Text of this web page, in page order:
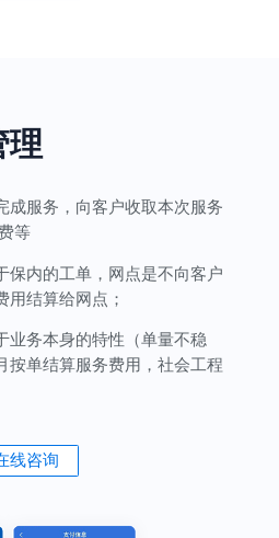
理
成服务，向客户收取本次服务
等
保内的工单，网点是不向客户
用结算给网点；
业务本身的特性（单量不稳
按单结算服务费用，社会工程
线咨询